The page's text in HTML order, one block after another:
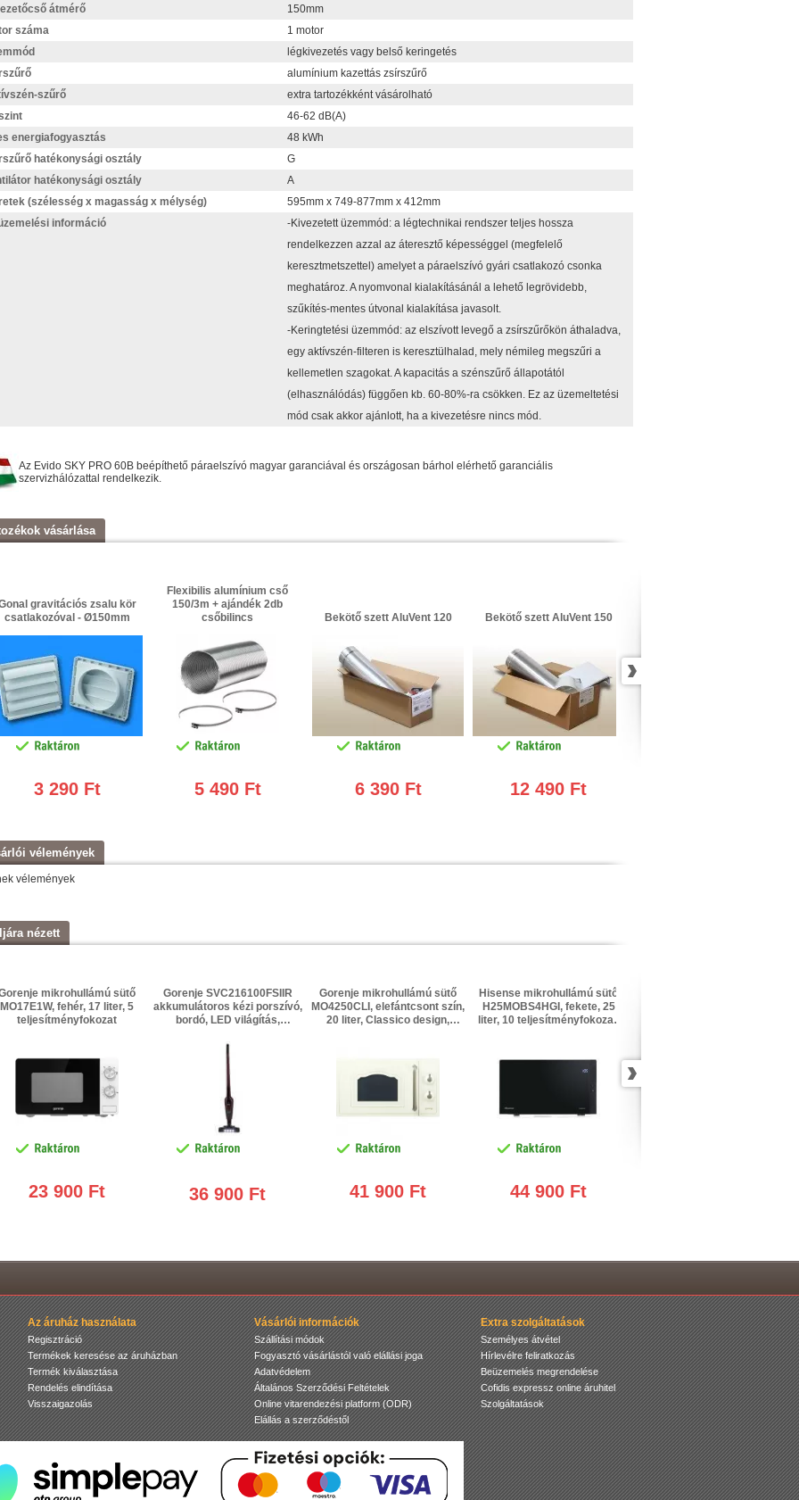
átmérő
150mm
száma
1 motor
légkivezetés vagy belső keringetés
alumínium kazettás zsírszűrő
szűrő
extra tartozékként vásárolható
46-62 dB(A)
energiafogyasztás
48 kWh
hatékonysági osztály
G
hatékonysági osztály
A
(szélesség x magasság x mélység)
595mm x 749-877mm x 412mm
információ
-Kivezetett üzemmód: a légtechnikai rendszer teljes hossza
rendelkezzen azzal az áteresztő képességgel (megfelelő
keresztmetszettel) amelyet a páraelszívó gyári csatlakozó csonka
meghatároz. A nyomvonal kialakításánál a lehető legrövidebb,
szűkítés-mentes útvonal kialakítása javasolt.
-Keringtetési üzemmód: az elszívott levegő a zsírszűrőkön áthaladva,
egy aktívszén-filteren is keresztülhalad, mely némileg megszűri a
kellemetlen szagokat. A kapacitás a szénszűrő állapotától
(elhasználódás) függően kb. 60-80%-ra csökken. Ez az üzemeltetési
mód csak akkor ajánlott, ha a kivezetésre nincs mód.
Az Evido SKY PRO 60B beépíthető páraelszívó magyar garanciával és országosan bárhol elérhető garanciális
szervizhálózattal rendelkezik.
vásárlása
gravitációs zsalu kör
csatlakozóval - Ø150mm
3 290 Ft
Flexibilis alumínium cső
150/3m + ajándék 2db
csőbilincs
5 490 Ft
Bekötő szett AluVent 120
6 390 Ft
Bekötő szett AluVent 150
12 490 Ft
vélemények
vélemények
nézett
mikrohullámú sütő
MO17E1W, fehér, 17 liter, 5
teljesítményfokozat
23 900 Ft
Gorenje SVC216100FSIIR
akkumulátoros kézi porszívó,
bordó, LED világítás,
36 900 Ft
Gorenje mikrohullámú sütő
MO4250CLI, elefántcsont szín,
20 liter, Classico design,
41 900 Ft
Hisense mikrohullámú sütő
H25MOBS4HGI, fekete, 25
liter, 10 teljesítményfokozat,
44 900 Ft
Az áruház használata
Regisztráció
Termékek keresése az áruházban
Termék kiválasztása
Rendelés elindítása
Visszaigazolás
Vásárlói információk
Szállítási módok
Fogyasztó vásárlástól való elállási joga
Adatvédelem
Általános Szerződési Feltételek
Online vitarendezési platform (ODR)
Elállás a szerződéstől
Extra szolgáltatások
Személyes átvétel
Hírlevélre feliratkozás
Beüzemelés megrendelése
Cofidis expressz online áruhitel
Szolgáltatások